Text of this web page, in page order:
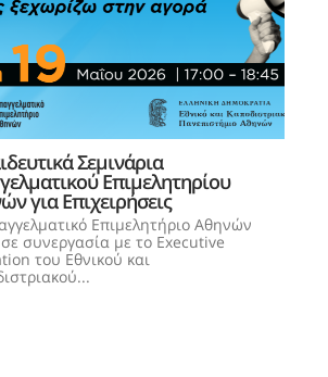
Σεμινάρια
Επιμελητηρίου
για Επιχειρήσεις
Επιμελητήριο Αθηνών
συνεργασία με το Executive
του Εθνικού και